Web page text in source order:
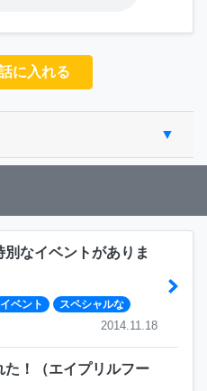
に入れる
別なイベントがありま
イベント スペシャルな
2014.11.18
た！（エイプリルフー